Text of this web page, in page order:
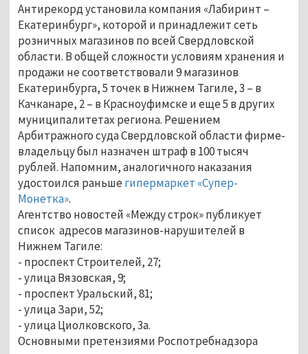
Антирекорд установила компания «Лабиринт –
Екатеринбург», которой и принадлежит сеть
розничных магазинов по всей Свердловской
области. В общей сложности условиям хранения и
продажи не соответствовали 9 магазинов
Екатеринбурга, 5 точек в Нижнем Тагиле, 3 – в
Качканаре, 2 – в Красноуфимске и еще 5 в других
муниципалитетах региона. Решением
Арбитражного суда Свердловской области фирме-
владельцу был назначен штраф в 100 тысяч
рублей. Напомним, аналогичного наказания
удостоился раньше гипермаркет «Супер-
Монетка».
Агентство новостей «Между строк» публикует
список адресов магазинов-нарушителей в
Нижнем Тагиле:
- проспект Строителей, 27;
- улица Вязовская, 9;
- проспект Уральский, 81;
- улица Зари, 52;
- улица Циолковского, 3а.
Основными претензиями Роспотребнадзора